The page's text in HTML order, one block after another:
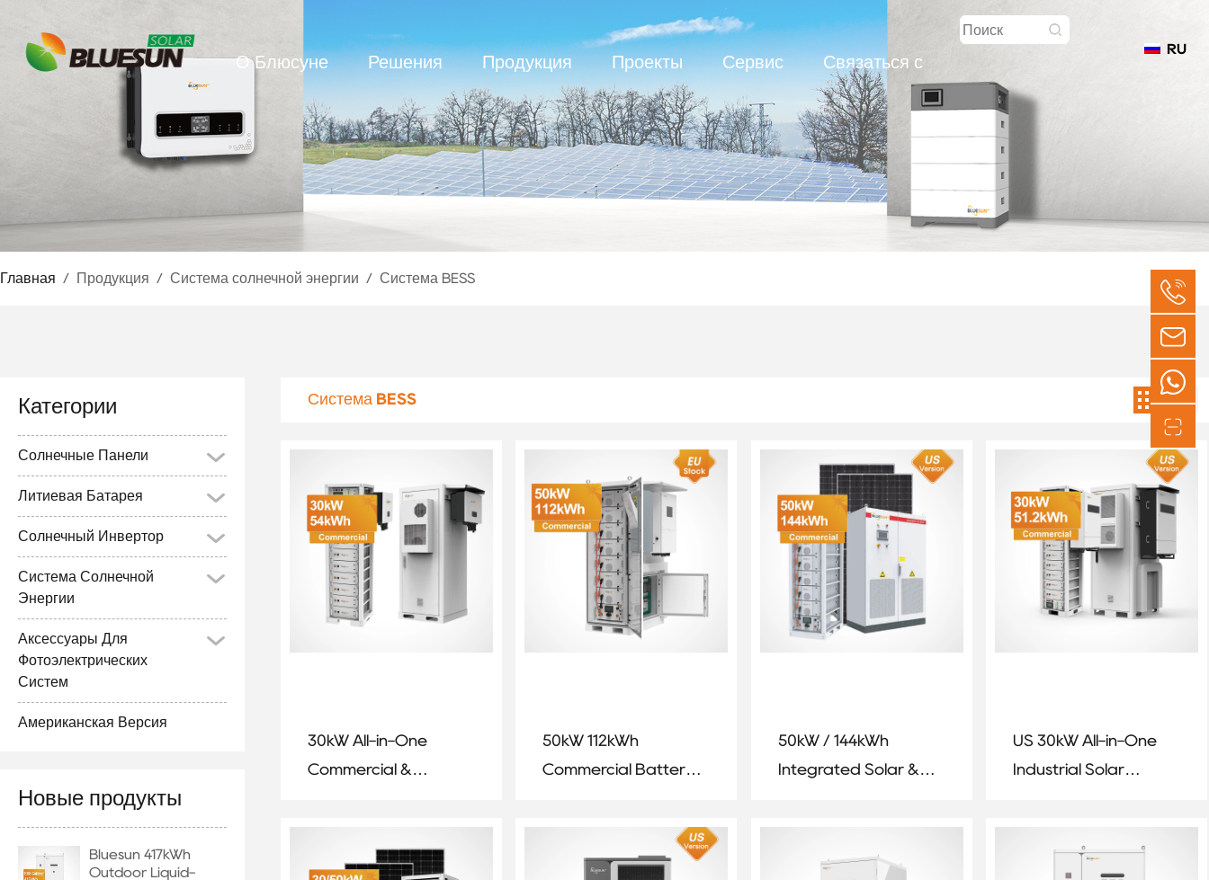
О Блюсуне Решения Продукция Проекты Сервис Связаться с
RU
Главная / Продукция / Система солнечной энергии / Система BESS
Категории
Солнечные Панели
Литиевая Батарея
Солнечный Инвертор
Система Солнечной
Энергии
Аксессуары Для
Фотоэлектрических
Систем
Американская Версия
Новые продукты
Bluesun 417kWh
Outdoor Liquid-
Система BESS
30kW All-in-One
Commercial &
50kW 112kWh
Commercial Battery
System with EU Stock
50kW / 144kWh
Integrated Solar &
US 30kW All-in-One
Industrial Solar